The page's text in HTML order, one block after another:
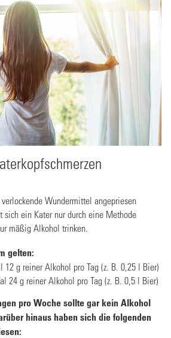
Wundermittel angepriesen
sich ein Kater nur durch eine Methode
mäßig Alkohol trinken.
gelten:
12 g reiner Alkohol pro Tag (z. B. 0,25 l Bier)
24 g reiner Alkohol pro Tag (z. B. 0,5 l Bier)
pro Woche sollte gar kein Alkohol
hinaus haben sich die folgenden